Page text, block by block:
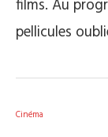
films. Au
pellicules
Cinéma